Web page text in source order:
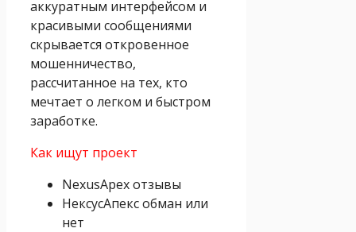
аккуратным интерфейсом и
красивыми сообщениями
скрывается откровенное
мошенничество,
рассчитанное на тех, кто
мечтает о легком и быстром
заработке.
Как ищут проект
NexusApex отзывы
НексусАпекс обман или
нет